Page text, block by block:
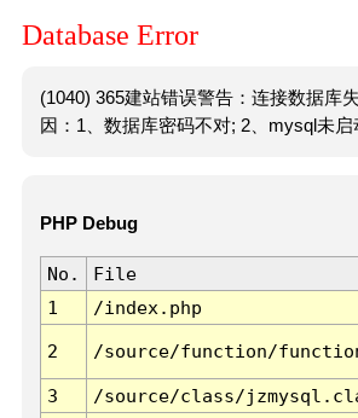
Database Error
(1040) 365建站错误警告：连接数据库
因：1、数据库密码不对; 2、mysql未启
PHP Debug
No. File
1
/index.php
2 /source/function/
3 /source/class/